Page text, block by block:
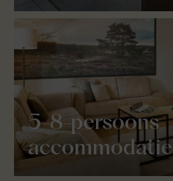
5-8-persoons
accommodatie